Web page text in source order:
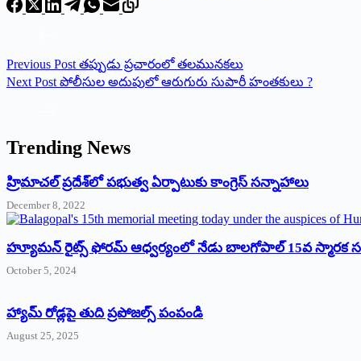
Previous Post తప్పుడు ప్రచారంలో తలమునకలు
Next Post పోలీసుల అదుపులో ఆరుగురు సుపారీ హంతకులు ?
Trending News
‌హ్రిమాచల్‌ ‌ప్రదేశ్‌లో పభుత్వ ఏర్పాటుకు కాంగ్రెస్‌ ‌సన్నాహాలు
December 8, 2022
హ్యూమన్‌ రైట్స్‌ ఫోరమ్‌ ఆధ్వర్యంలో నేడు బాలగోపాల్‌ 15వ స్మారక
October 5, 2024
హ్యామ్‌ రోడ్లపై తుది ప్రపోజల్స్‌ పంపండి
August 25, 2025